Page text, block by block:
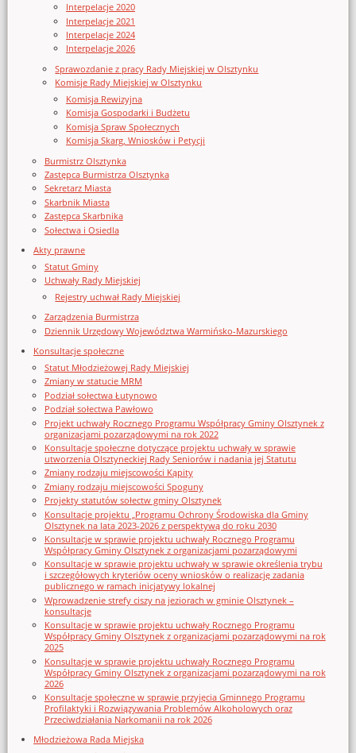
Interpelacje 2020
Interpelacje 2021
Interpelacje 2024
Interpelacje 2026
Sprawozdanie z pracy Rady Miejskiej w Olsztynku
Komisje Rady Miejskiej w Olsztynku
Komisja Rewizyjna
Komisja Gospodarki i Budżetu
Komisja Spraw Społecznych
Komisja Skarg, Wniosków i Petycji
Burmistrz Olsztynka
Zastępca Burmistrza Olsztynka
Sekretarz Miasta
Skarbnik Miasta
Zastępca Skarbnika
Sołectwa i Osiedla
Akty prawne
Statut Gminy
Uchwały Rady Miejskiej
Rejestry uchwał Rady Miejskiej
Zarządzenia Burmistrza
Dziennik Urzędowy Województwa Warmińsko-Mazurskiego
Konsultacje społeczne
Statut Młodzieżowej Rady Miejskiej
Zmiany w statucie MRM
Podział sołectwa Łutynowo
Podział sołectwa Pawłowo
Projekt uchwały Rocznego Programu Współpracy Gminy Olsztynek z
organizacjami pozarządowymi na rok 2022
Konsultacje społeczne dotyczące projektu uchwały w sprawie
utworzenia Olsztyneckiej Rady Seniorów i nadania jej Statutu
Zmiany rodzaju miejscowości Kąpity
Zmiany rodzaju miejscowości Spoguny
Projekty statutów sołectw gminy Olsztynek
Konsultacje projektu „Programu Ochrony Środowiska dla Gminy
Olsztynek na lata 2023-2026 z perspektywą do roku 2030
Konsultacje w sprawie projektu uchwały Rocznego Programu
Współpracy Gminy Olsztynek z organizacjami pozarządowymi
Konsultacje w sprawie projektu uchwały w sprawie określenia trybu
i szczegółowych kryteriów oceny wniosków o realizację zadania
publicznego w ramach inicjatywy lokalnej
Wprowadzenie strefy ciszy na jeziorach w gminie Olsztynek –
konsultacje
Konsultacje w sprawie projektu uchwały Rocznego Programu
Współpracy Gminy Olsztynek z organizacjami pozarządowymi na rok
2025
Konsultacje w sprawie projektu uchwały Rocznego Programu
Współpracy Gminy Olsztynek z organizacjami pozarządowymi na rok
2026
Konsultacje społeczne w sprawie przyjęcia Gminnego Programu
Profilaktyki i Rozwiązywania Problemów Alkoholowych oraz
Przeciwdziałania Narkomanii na rok 2026
Młodzieżowa Rada Miejska